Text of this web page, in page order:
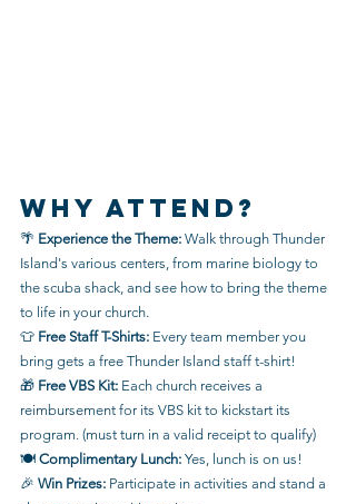
Why Attend?
🌴 Experience the Theme: Walk through Thunder
Island's various centers, from marine biology to
the scuba shack, and see how to bring the theme
to life in your church.
👕 Free Staff T-Shirts: Every team member you
bring gets a free Thunder Island staff t-shirt!
🎁 Free VBS Kit: Each church receives a
reimbursement for its VBS kit to kickstart its
program. (must turn in a valid receipt to qualify)
🍽 Complimentary Lunch: Yes, lunch is on us!
🎉 Win Prizes: Participate in activities and stand a